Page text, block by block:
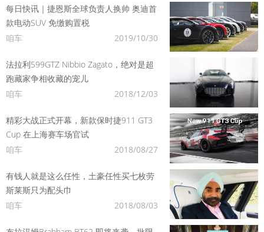
每日快讯｜捷恩斯全球负责人换帅 奥迪首
款电动SUV 免缴购置税
咱车
2019/10/30
法拉利599GTZ Nibbio Zagato，绝对是超
跑藏家争相收藏的宠儿
咱车
2018/12/03
精彩大战正式开幕，新款保时捷911 GT3
Cup 在上海赛车场官试
咱车
2018/08/27
有钱人就是这么任性，土豪任性买七枚劳
斯莱斯只为配头巾
咱车
2018/08/03